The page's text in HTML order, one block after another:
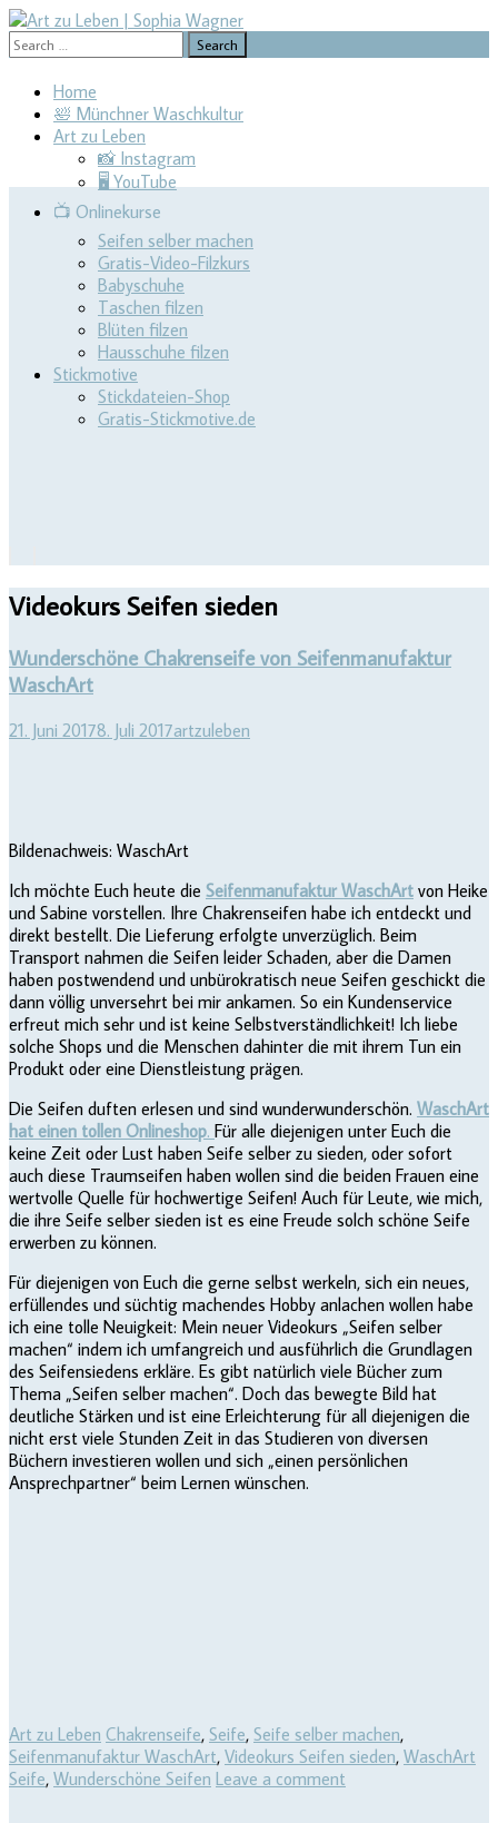
Art zu Leben | Sophia Wagner
Search
for:
Skip
content
Home
🛀 Münchner Waschkultur
Art zu Leben
📸 Instagram
🖥 YouTube
📺 Onlinekurse
Seifen selber machen
Gratis-Video-Filzkurs
Babyschuhe
Taschen filzen
Blüten filzen
Hausschuhe filzen
Stickmotive
Stickdateien-Shop
Gratis-Stickmotive.de
Videokurs Seifen sieden
Wunderschöne Chakrenseife von Seifenmanufaktur
WaschArt
21. Juni 20178. Juli 2017artzuleben
Bildenachweis: WaschArt
Ich möchte Euch heute die Seifenmanufaktur WaschArt von Heike
und Sabine vorstellen. Ihre Chakrenseifen habe ich entdeckt und
direkt bestellt. Die Lieferung erfolgte unverzüglich. Beim
Transport nahmen die Seifen leider Schaden, aber die Damen
haben postwendend und unbürokratisch neue Seifen geschickt die
dann völlig unversehrt bei mir ankamen. So ein Kundenservice
erfreut mich sehr und ist keine Selbstverständlichkeit! Ich liebe
solche Shops und die Menschen dahinter die mit ihrem Tun ein
Produkt oder eine Dienstleistung prägen.
Die Seifen duften erlesen und sind wunderwunderschön. WaschArt
hat einen tollen Onlineshop. Für alle diejenigen unter Euch die
keine Zeit oder Lust haben Seife selber zu sieden, oder sofort
auch diese Traumseifen haben wollen sind die beiden Frauen eine
wertvolle Quelle für hochwertige Seifen! Auch für Leute, wie mich,
die ihre Seife selber sieden ist es eine Freude solch schöne Seife
erwerben zu können.
Für diejenigen von Euch die gerne selbst werkeln, sich ein neues,
erfüllendes und süchtig machendes Hobby anlachen wollen habe
ich eine tolle Neuigkeit: Mein neuer Videokurs „Seifen selber
machen“ indem ich umfangreich und ausführlich die Grundlagen
des Seifensiedens erkläre. Es gibt natürlich viele Bücher zum
Thema „Seifen selber machen“. Doch das bewegte Bild hat
deutliche Stärken und ist eine Erleichterung für all diejenigen die
nicht erst viele Stunden Zeit in das Studieren von diversen
Büchern investieren wollen und sich „einen persönlichen
Ansprechpartner“ beim Lernen wünschen.
Art zu Leben Chakrenseife, Seife, Seife selber machen,
Seifenmanufaktur WaschArt, Videokurs Seifen sieden, WaschArt
Seife, Wunderschöne Seifen Leave a comment